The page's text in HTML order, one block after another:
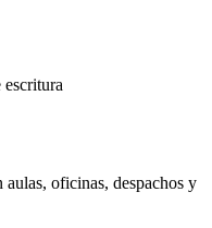
aulas, oficinas, despachos y